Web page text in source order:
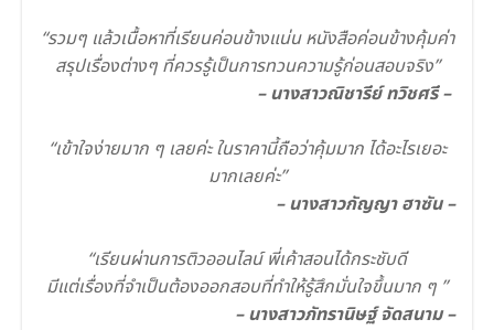
“รวมๆ แล้วเนื้อหาที่เรียนค่อนข้างแน่น หนังสือค่อนข้างคุ้มค่า
สรุปเรื่องต่างๆ ที่ควรรู้เป็นการทวนความรู้ก่อนสอบจริง”
– นางสาวณิชารีย์ ทวิชศรี –
“เข้าใจง่ายมาก ๆ เลยค่ะ ในราคานี้ถือว่าคุ้มมาก ได้อะไรเยอะ
มากเลยค่ะ”
– นางสาวกัญญา ฮาซัน –
“เรียนผ่านการติวออนไลน์ พี่เค้าสอนได้กระชับดี
มีแต่เรื่องที่จำเป็นต้องออกสอบที่ทำให้รู้สึกมั่นใจขึ้นมาก ๆ ”
– นางสาวภัทรานิษฐ์ จัดสนาม –